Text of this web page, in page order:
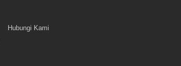
Hubungi Kami